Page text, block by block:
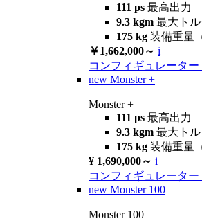
111 ps 最高出力
9.3 kgm 最大トル
175 kg 装備重量
￥1,662,000～ i
コンフィギュレーター
new Monster +
Monster +
111 ps 最高出力
9.3 kgm 最大トル
175 kg 装備重量
¥ 1,690,000～ i
コンフィギュレーター
new Monster 100
Monster 100